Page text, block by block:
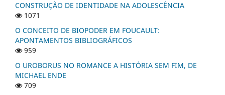
CONSTRUÇÃO DE IDENTIDADE NA ADOLESCÊNCIA
1071
O CONCEITO DE BIOPODER EM FOUCAULT:
APONTAMENTOS BIBLIOGRÁFICOS
959
O UROBORUS NO ROMANCE A HISTÓRIA SEM FIM, DE
MICHAEL ENDE
709